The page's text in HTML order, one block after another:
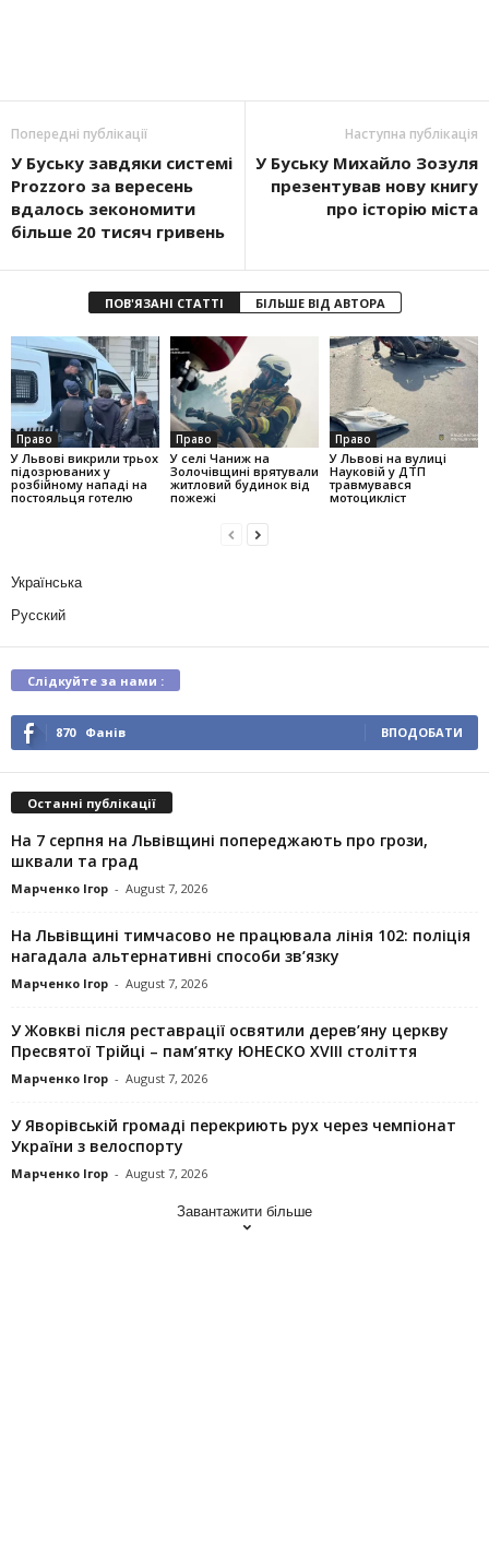
Попередні публікації
У Буську завдяки системі
Prozzoro за вересень
вдалось зекономити
більше 20 тисяч гривень
Наступна публікація
У Буську Михайло Зозуля
презентував нову книгу
про історію міста
ПОВ'ЯЗАНІ СТАТТІ БІЛЬШЕ ВІД АВТОРА
Право
У Львові викрили трьох
підозрюваних у
розбійному нападі на
постояльця готелю
Право
У селі Чаниж на
Золочівщині врятували
житловий будинок від
пожежі
Право
У Львові на вулиці
Науковій у ДТП
травмувався
мотоцикліст
Українська
Русский
Слідкуйте за нами :
870 Фанів ВПОДОБАТИ
Останні публікації
На 7 серпня на Львівщині попереджають про грози,
шквали та град
Марченко Ігор - August 7, 2026
На Львівщині тимчасово не працювала лінія 102: поліція
нагадала альтернативні способи зв’язку
Марченко Ігор - August 7, 2026
У Жовкві після реставрації освятили дерев’яну церкву
Пресвятої Трійці – пам’ятку ЮНЕСКО XVIII століття
Марченко Ігор - August 7, 2026
У Яворівській громаді перекриють рух через чемпіонат
України з велоспорту
Марченко Ігор - August 7, 2026
Завантажити більше